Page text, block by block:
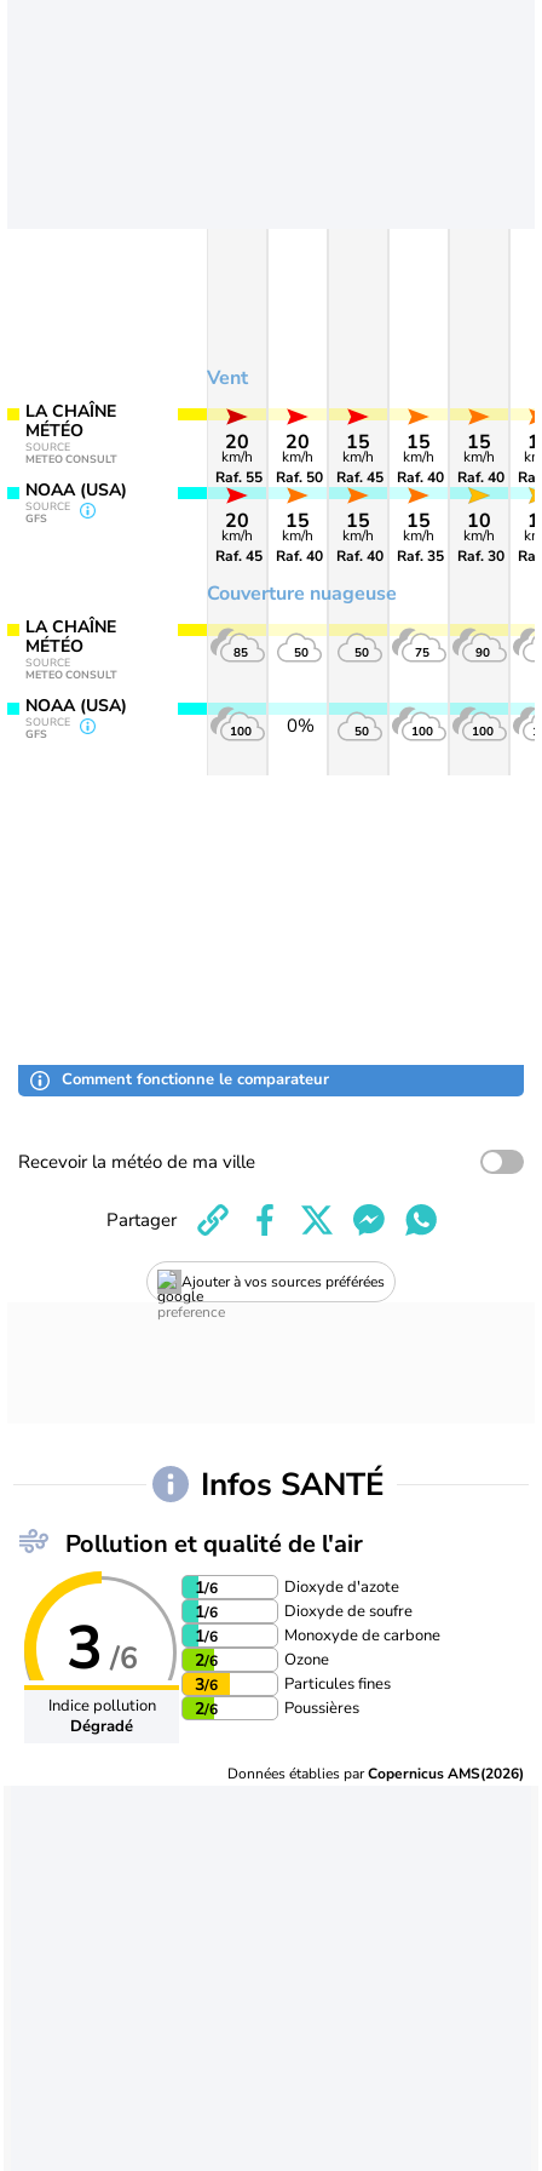
LA CHAÎNE
MÉTÉO
SOURCE
METEO CONSULT
NOAA (USA)
SOURCE
GFS
LA CHAÎNE
MÉTÉO
SOURCE
METEO CONSULT
NOAA (USA)
SOURCE
GFS
Vent
Couverture nuageuse
20
km/h
Raf. 55
20
km/h
Raf. 45
85
100
20
km/h
Raf. 50
15
km/h
Raf. 40
50
0%
15
km/h
Raf. 45
15
km/h
Raf. 40
50
50
15
km/h
Raf. 40
15
km/h
Raf. 35
75
100
15
km/h
Raf. 40
10
km/h
Raf. 30
90
100
Comment fonctionne le comparateur
Recevoir la météo de ma ville
Ajouter à vos sources préférées
Partager
Infos SANTÉ
Pollution et qualité de l'air
3 /6
Indice pollution
Dégradé
1/6 Dioxyde d'azote
1/6 Dioxyde de soufre
1/6 Monoxyde de carbone
2/6 Ozone
3/6 Particules fines
2/6 Poussières
Données établies parCopernicus AMS(2026)